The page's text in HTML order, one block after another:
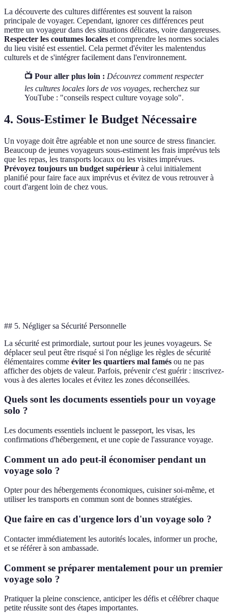
La découverte des cultures différentes est souvent la raison
principale de voyager. Cependant, ignorer ces différences peut
mettre un voyageur dans des situations délicates, voire dangereuses.
Respecter les coutumes locales et comprendre les normes sociales
du lieu visité est essentiel. Cela permet d'éviter les malentendus
culturels et de s'intégrer facilement dans l'environnement.
📺 Pour aller plus loin : Découvrez comment respecter
les cultures locales lors de vos voyages, recherchez sur
YouTube : "conseils respect culture voyage solo".
4. Sous-Estimer le Budget Nécessaire
Un voyage doit être agréable et non une source de stress financier.
Beaucoup de jeunes voyageurs sous-estiment les frais imprévus tels
que les repas, les transports locaux ou les visites imprévues.
Prévoyez toujours un budget supérieur à celui initialement
planifié pour faire face aux imprévus et évitez de vous retrouver à
court d'argent loin de chez vous.
## 5. Négliger sa Sécurité Personnelle
La sécurité est primordiale, surtout pour les jeunes voyageurs. Se
déplacer seul peut être risqué si l'on néglige les règles de sécurité
élémentaires comme éviter les quartiers mal famés ou ne pas
afficher des objets de valeur. Parfois, prévenir c'est guérir : inscrivez-
vous à des alertes locales et évitez les zones déconseillées.
Quels sont les documents essentiels pour un voyage
solo ?
Les documents essentiels incluent le passeport, les visas, les
confirmations d'hébergement, et une copie de l'assurance voyage.
Comment un ado peut-il économiser pendant un
voyage solo ?
Opter pour des hébergements économiques, cuisiner soi-même, et
utiliser les transports en commun sont de bonnes stratégies.
Que faire en cas d'urgence lors d'un voyage solo ?
Contacter immédiatement les autorités locales, informer un proche,
et se référer à son ambassade.
Comment se préparer mentalement pour un premier
voyage solo ?
Pratiquer la pleine conscience, anticiper les défis et célébrer chaque
petite réussite sont des étapes importantes.